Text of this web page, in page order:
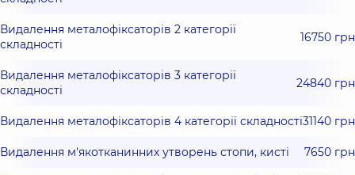
Видалення металофіксаторів 2 категорії
складності
16750 грн
Видалення металофіксаторів 3 категорії
складності
24840 грн
Видалення металофіксаторів 4 категорії складності31140 грн
Видалення м'якотканинних утворень стопи, кисті 7650 грн